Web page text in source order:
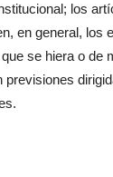
los
en general, los
se hiera o de
previsiones